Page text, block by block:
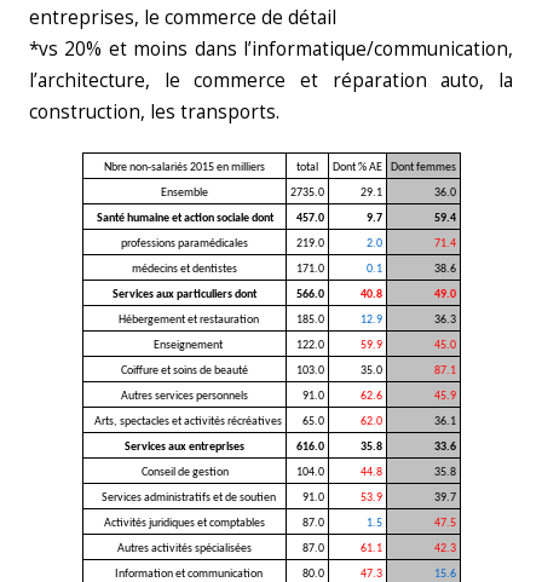
entreprises, le commerce de détail
*vs 20% et moins dans l’informatique/communication,
l’architecture, le commerce et réparation auto, la
construction, les transports.
Nbre non-salariés 2015 en milliers total Dont % AE
Dont femmes
Ensemble
2735.0 29.1
36.0
Santé humaine et action sociale dont
457.0 9.7
59.4
professions paramédicales
219.0 2.0
71.4
médecins et dentistes
171.0 0.1
38.6
Services aux particuliers dont
566.0 40.8
49.0
Hébergement et restauration
185.0 12.9
36.3
Enseignement
122.0 59.9
45.0
Coiffure et soins de beauté
103.0 35.0
87.1
Autres services personnels
91.0 62.6
45.9
Arts, spectacles et activités récréatives
65.0 62.0
36.1
Services aux entreprises
616.0 35.8
33.6
Conseil de gestion
104.0 44.8
35.8
Services administratifs et de soutien
91.0 53.9
39.7
Activités juridiques et comptables
87.0 1.5
47.5
Autres activités spécialisées
87.0 61.1
42.3
Information et communication
80.0 47.3
15.6